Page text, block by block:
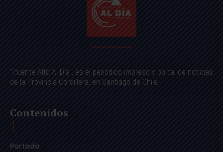
"Puente Alto Al Día", es el periódico impreso y portal de noticias
de la Provincia Cordillera, en Santiago de Chile.
Contenidos
Portada